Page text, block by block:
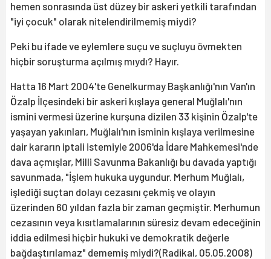
hemen sonrasında üst düzey bir askeri yetkili tarafından
"iyi çocuk" olarak nitelendirilmemiş miydi?
Peki bu ifade ve eylemlere suçu ve suçluyu övmekten
hiçbir soruşturma açılmış mıydı? Hayır.
Hatta 16 Mart 2004'te Genelkurmay Başkanlığı'nın Van'ın
Özalp İlçesindeki bir askeri kışlaya general Muğlalı'nın
ismini vermesi üzerine kurşuna dizilen 33 kişinin Özalp'te
yaşayan yakınları, Muğlalı'nın isminin kışlaya verilmesine
dair kararın iptali istemiyle 2006'da İdare Mahkemesi'nde
dava açmışlar, Milli Savunma Bakanlığı bu davada yaptığı
savunmada, "İşlem hukuka uygundur. Merhum Muğlalı,
işlediği suçtan dolayı cezasını çekmiş ve olayın
üzerinden 60 yıldan fazla bir zaman geçmiştir. Merhumun
cezasının veya kısıtlamalarının süresiz devam edeceğinin
iddia edilmesi hiçbir hukuki ve demokratik değerle
bağdaştırılamaz" dememiş miydi?(Radikal, 05.05.2008)